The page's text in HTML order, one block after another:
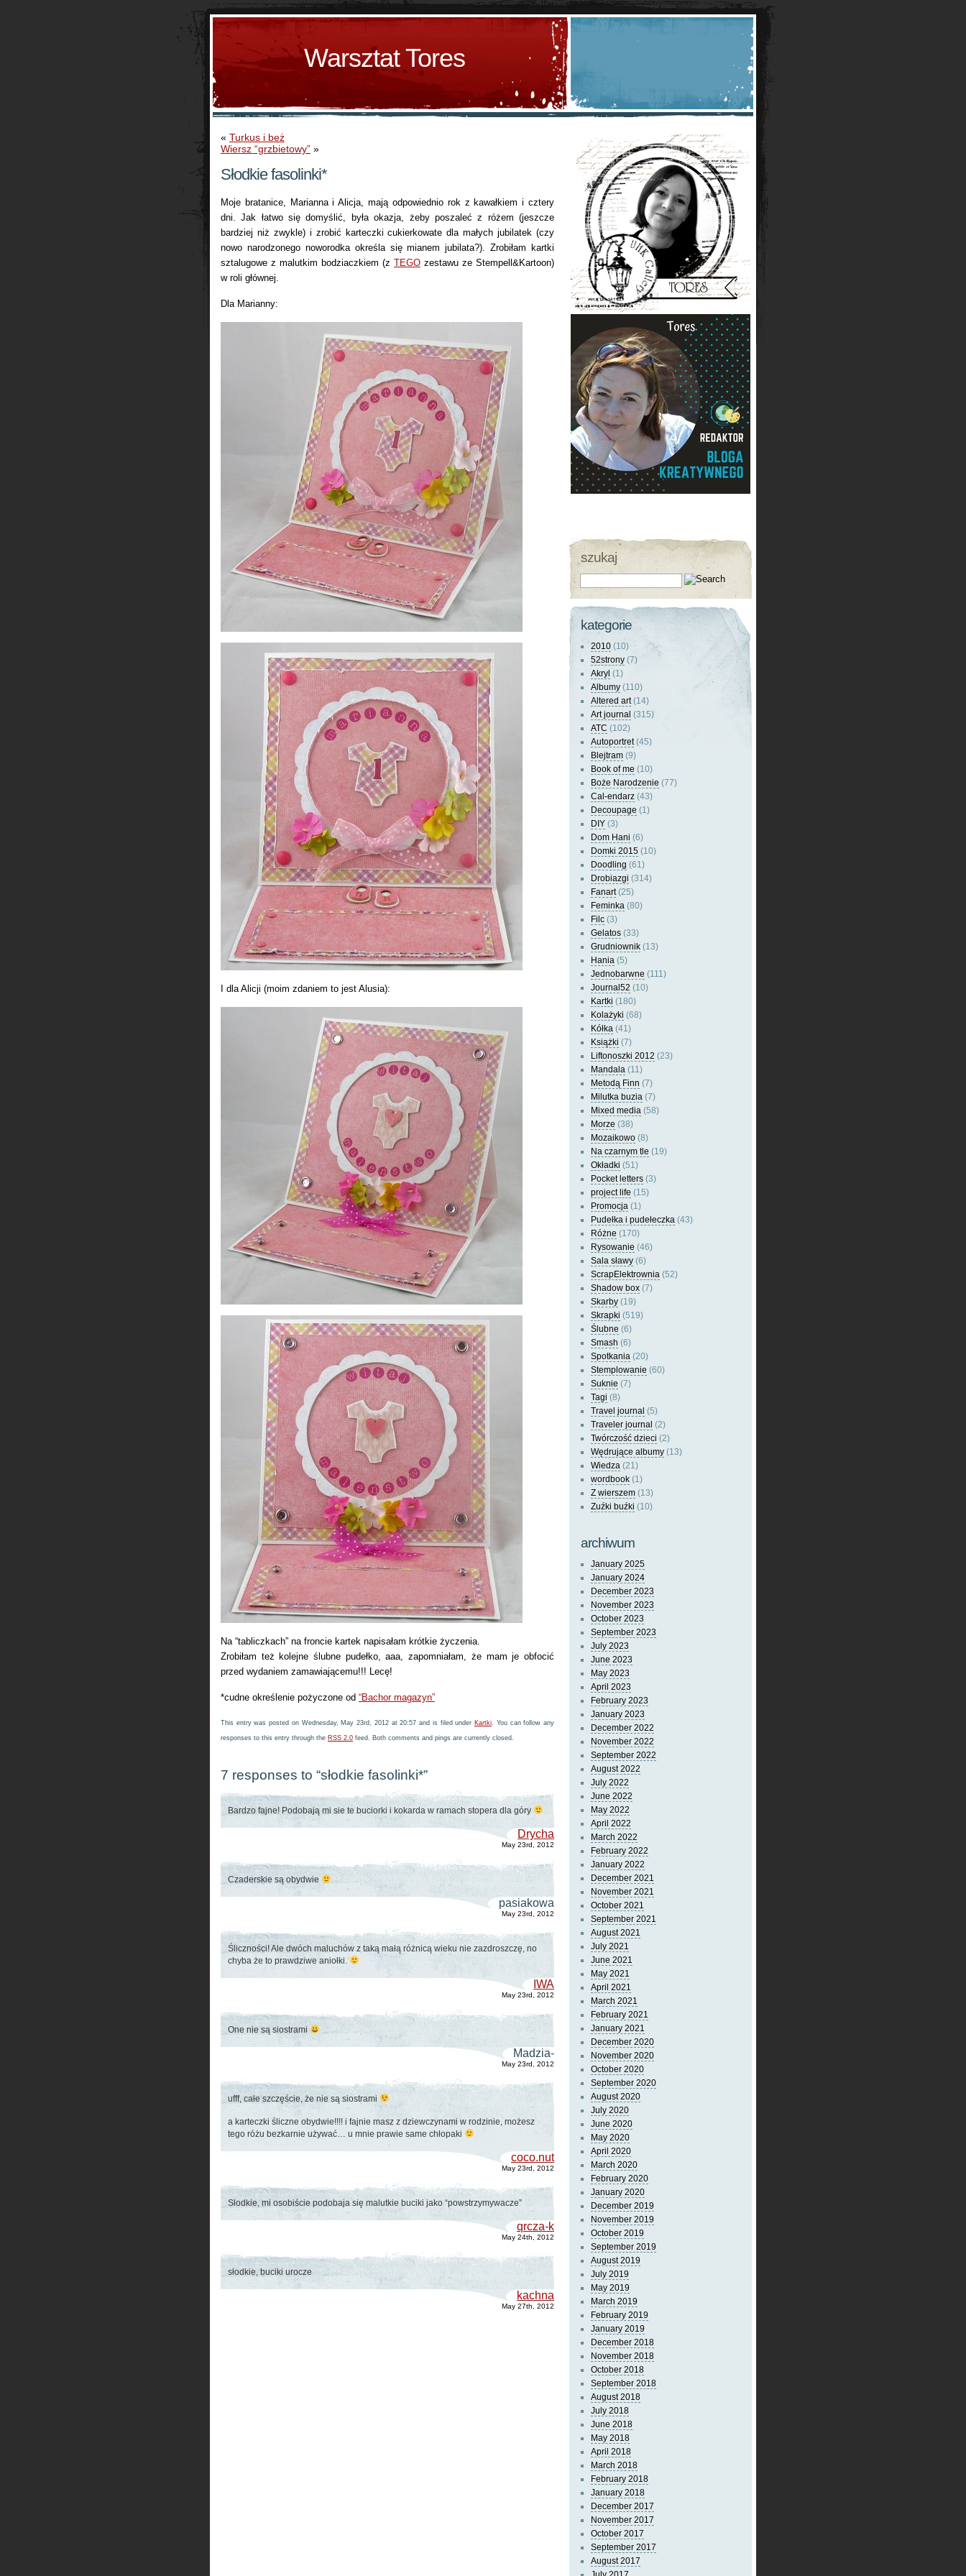
Warsztat Tores
« Turkus i beż
Wiersz “grzbietowy” »
Słodkie fasolinki*
Moje bratanice, Marianna i Alicja, mają odpowiednio rok z kawałkiem i cztery
dni. Jak łatwo się domyślić, była okazja, żeby poszaleć z różem (jeszcze
bardziej niż zwykle) i zrobić karteczki cukierkowate dla małych jubilatek (czy
nowo narodzonego noworodka określa się mianem jubilata?). Zrobiłam kartki
sztalugowe z malutkim bodziaczkiem (z TEGO zestawu ze Stempell&Kartoon)
w roli głównej.
Dla Marianny:
I dla Alicji (moim zdaniem to jest Alusia):
Na “tabliczkach” na froncie kartek napisałam krótkie życzenia.
Zrobiłam też kolejne ślubne pudełko, aaa, zapomniałam, że mam je obfocić
przed wydaniem zamawiającemu!!! Lecę!
*cudne określenie pożyczone od “Bachor magazyn”
This entry was posted on Wednesday, May 23rd, 2012 at 20:57 and is filed under Kartki. You can follow any
responses to this entry through the RSS 2.0 feed. Both comments and pings are currently closed.
7 responses to “słodkie fasolinki*”
Bardzo fajne! Podobają mi sie te buciorki i kokarda w ramach stopera dla góry
Drycha
May 23rd, 2012
Czaderskie są obydwie
pasiakowa
May 23rd, 2012
Śliczności! Ale dwóch maluchów z taką małą różnicą wieku nie zazdroszczę, no
chyba że to prawdziwe aniołki.
IWA
May 23rd, 2012
One nie są siostrami
Madzia-
May 23rd, 2012
ufff, całe szczęście, że nie są siostrami
a karteczki śliczne obydwie!!!! i fajnie masz z dziewczynami w rodzinie, możesz
tego różu bezkarnie używać… u mnie prawie same chłopaki
coco.nut
May 23rd, 2012
Słodkie, mi osobiście podobaja się malutkie buciki jako “powstrzymywacze”
qrcza-k
May 24th, 2012
słodkie, buciki urocze
kachna
May 27th, 2012
szukaj
kategorie
2010 (10)
52strony (7)
Akryl (1)
Albumy (110)
Altered art(14)
Art journal (315)
ATC (102)
Autoportret(45)
Blejtram (9)
Book of me (10)
Boże Narodzenie (77)
Cal-endarz (43)
Decoupage (1)
DIY (3)
Dom Hani (6)
Domki 2015 (10)
Doodling (61)
Drobiazgi (314)
Fanart(25)
Feminka (80)
Filc (3)
Gelatos (33)
Grudniownik (13)
Hania (5)
Jednobarwne (111)
Journal52 (10)
Kartki (180)
Kolażyki (68)
Kółka (41)
Książki (7)
Liftonoszki 2012 (23)
Mandala (11)
Metodą Finn (7)
Milutka buzia (7)
Mixed media (58)
Morze (38)
Mozaikowo (8)
Na czarnym tle (19)
Okładki (51)
Pocket letters (3)
project life (15)
Promocja (1)
Pudełka i pudełeczka (43)
Różne (170)
Rysowanie (46)
Sala sławy (6)
ScrapElektrownia (52)
Shadow box (7)
Skarby (19)
Skrapki (519)
Ślubne (6)
Smash (6)
Spotkania (20)
Stemplowanie (60)
Suknie (7)
Tagi (8)
Travel journal (5)
Traveler journal (2)
Twórczość dzieci (2)
Wędrujące albumy (13)
Wiedza (21)
wordbook (1)
Z wierszem (13)
Zuźki buźki (10)
archiwum
January 2025
January 2024
December 2023
November 2023
October 2023
September 2023
July 2023
June 2023
May 2023
April 2023
February 2023
January 2023
December 2022
November 2022
September 2022
August 2022
July 2022
June 2022
May 2022
April 2022
March 2022
February 2022
January 2022
December 2021
November 2021
October 2021
September 2021
August 2021
July 2021
June 2021
May 2021
April 2021
March 2021
February 2021
January 2021
December 2020
November 2020
October 2020
September 2020
August 2020
July 2020
June 2020
May 2020
April 2020
March 2020
February 2020
January 2020
December 2019
November 2019
October 2019
September 2019
August 2019
July 2019
May 2019
March 2019
February 2019
January 2019
December 2018
November 2018
October 2018
September 2018
August 2018
July 2018
June 2018
May 2018
April 2018
March 2018
February 2018
January 2018
December 2017
November 2017
October 2017
September 2017
August 2017